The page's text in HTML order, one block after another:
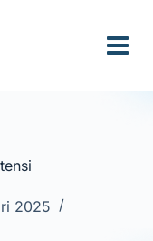
2025